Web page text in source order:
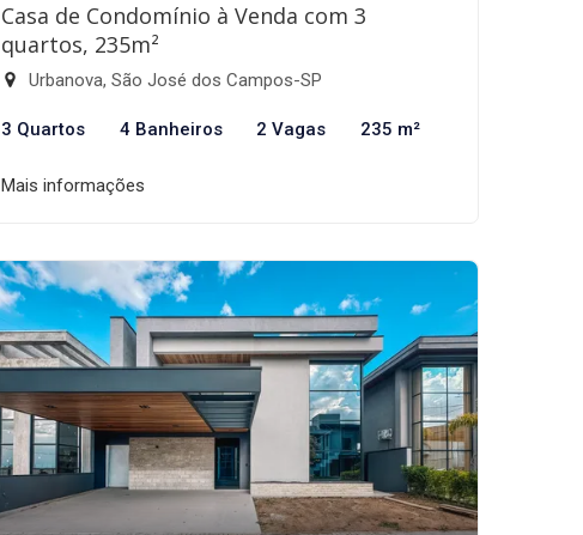
Casa de Condomínio à Venda com 3
quartos, 235m²
Urbanova, São José dos Campos-SP
3 Quartos 4 Banheiros 2 Vagas 235 m²
Mais informações